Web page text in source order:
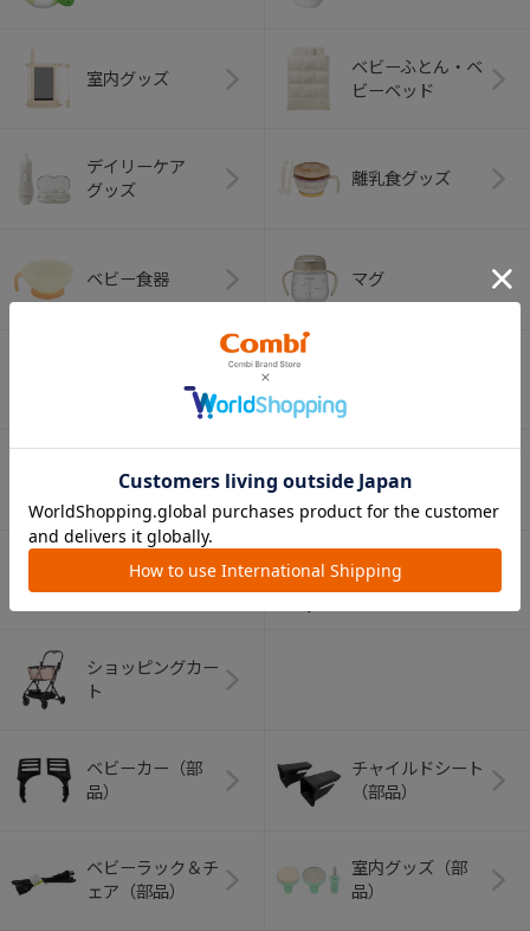
室内グッズ
ベビーふとん・ベ
ビーベッド
デイリーケア
グッズ
離乳食グッズ
ベビー食器 マグ
ン・フォーク
（お口のケア）
ベビートイ
アウトドアグッズ
（ヘルメット）
ペット用品
ショッピングカー
ト
ベビーカー（部
品）
チャイルドシート
（部品）
ベビーラック＆チ
ェア（部品）
室内グッズ（部
品）